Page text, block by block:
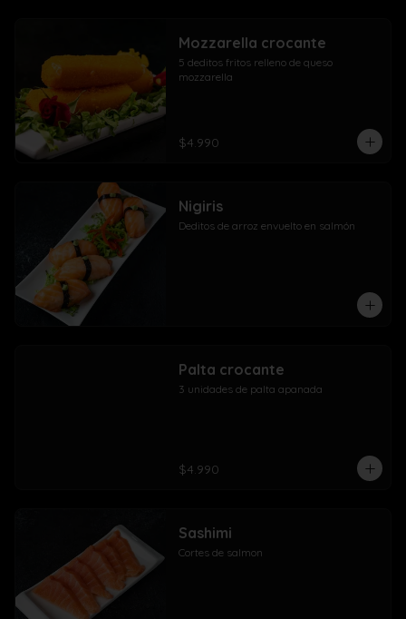
Mozzarella crocante
5 deditos fritos relleno de queso
mozzarella
$4.990
Nigiris
Deditos de arroz envuelto en salmón
Palta crocante
3 unidades de palta apanada
$4.990
Sashimi
Cortes de salmon